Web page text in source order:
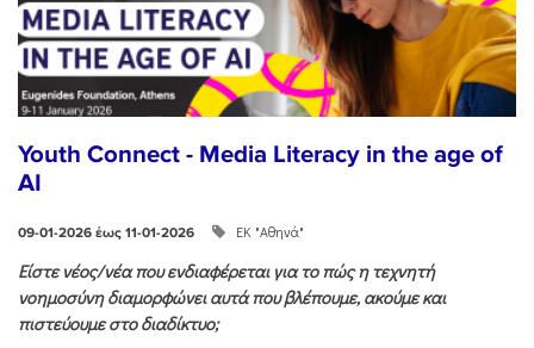
Youth Connect - Media Literacy in the age of
AI
09-01-2026 έως 11-01-2026 ΕΚ "Αθηνά"
Είστε νέος/νέα που ενδιαφέρεται για το πώς η τεχνητή
νοημοσύνη διαμορφώνει αυτά που βλέπουμε, ακούμε και
πιστεύουμε στο διαδίκτυο;